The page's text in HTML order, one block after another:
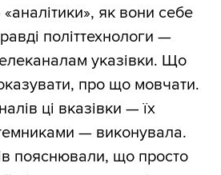
як вони себе
політтехнологи —
указівки. Що
про що мовчати.
ці вказівки — їх
— виконувала.
пояснювали, що просто